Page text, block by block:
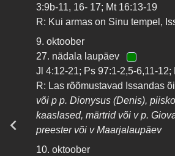
3:9b-11, 16- 17; Mt 16:13-19
R: Kui armas on Sinu tempel,
9. oktoober
27. nädala laupäev
Jl 4:12-21; Ps 97:1-2,5-6,11-12;
R: Las rõõmustavad Issandas
või p p. Dionysus (Denis),
kaaslased, märtrid või v p.
preester või v Maarjalaupäev
10. oktoober